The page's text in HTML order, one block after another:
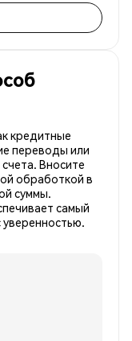
кредитные
переводы или
Вносите
обработкой в
суммы.
самый
уверенностью.